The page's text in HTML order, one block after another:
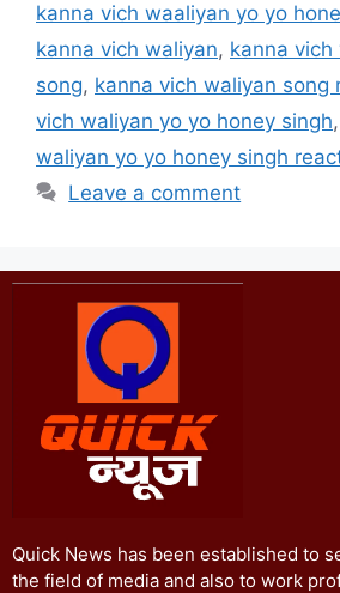
kanna vich waaliyan yo yo
kanna vich waliyan, kanna
song, kanna vich waliyan song
vich waliyan yo yo honey singh,
waliyan yo yo honey singh
Leave a comment
Quick News has been established to
the field of media and also to work